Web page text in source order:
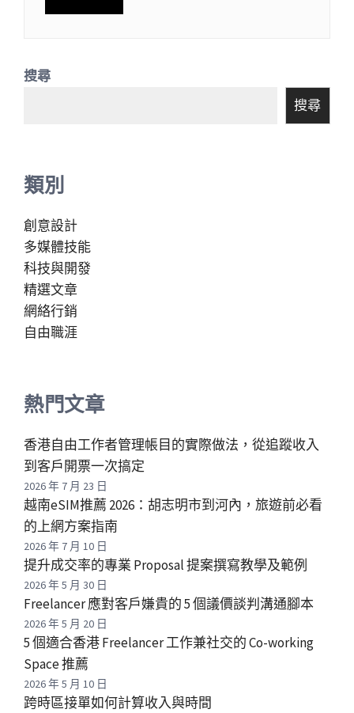
搜尋
搜尋
類別
創意設計
多媒體技能
科技與開發
精選文章
網絡行銷
自由職涯
熱門文章
香港自由工作者管理帳目的實際做法，從追蹤收入
到客戶開票一次搞定
2026 年 7 月 23 日
越南eSIM推薦 2026：胡志明市到河內，旅遊前必看
的上網方案指南
2026 年 7 月 10 日
提升成交率的專業 Proposal 提案撰寫教學及範例
2026 年 5 月 30 日
Freelancer 應對客戶嫌貴的 5 個議價談判溝通腳本
2026 年 5 月 20 日
5 個適合香港 Freelancer 工作兼社交的 Co-working
Space 推薦
2026 年 5 月 10 日
跨時區接單如何計算收入與時間